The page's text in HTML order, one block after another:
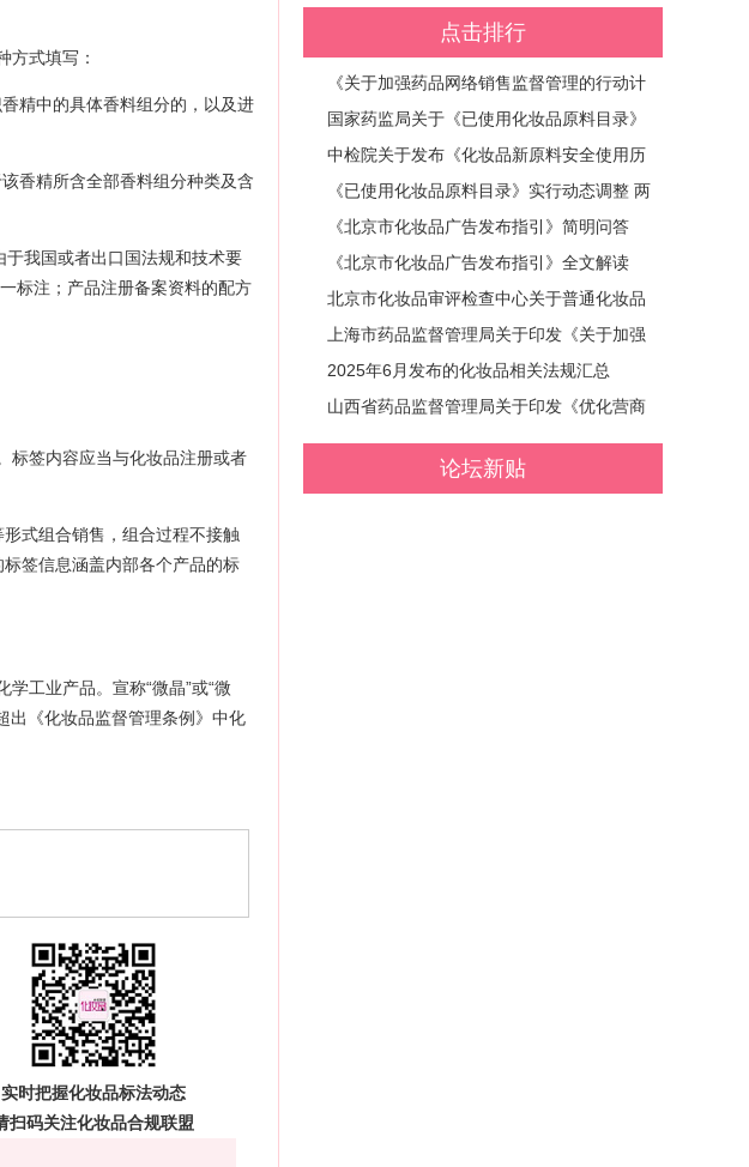
方式填写：
精中的具体香料组分的，以及进
香精所含全部香料组分种类及含
于我国或者出口国法规和技术要
标注；产品注册备案资料的配方
标签内容应当与化妆品注册或者
式组合销售，组合过程不接触
签信息涵盖内部各个产品的标
工业产品。宣称“微晶”或“微
出《化妆品监督管理条例》中化
实时把握化妆品标法动态
扫码关注化妆品合规联盟
点击排行
《关于加强药品网络销售监督管理的行动计
划（2025-2027年）》政策解读
国家药监局关于《已使用化妆品原料目录》
管理有关事项的公告 (2025年第61号)
中检院关于发布《化妆品新原料安全使用历
史研究和判定指南（试行）》等2项技术指
南的通知
《已使用化妆品原料目录》实行动态调整 两
个化妆品新原料纳入目录
《北京市化妆品广告发布指引》简明问答
《北京市化妆品广告发布指引》全文解读
北京市化妆品审评检查中心关于普通化妆品
备案常见问题一问一答（第四十六期）
上海市药品监督管理局关于印发《关于加强
药品网络销售监督管理的行动计划（2025-2
027年）》的通知 (沪药监业〔2025〕112
号)
2025年6月发布的化妆品相关法规汇总
山西省药品监督管理局关于印发《优化营商
环境推动医药新质生产力发展若干措施》的
通知 (晋药监规〔2024〕2号)
论坛新贴